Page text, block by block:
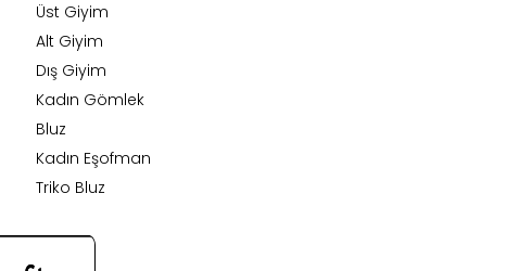
Üst Giyim
Alt Giyim
Dış Giyim
Kadın Gömlek
Bluz
Kadın Eşofman
Triko Bluz